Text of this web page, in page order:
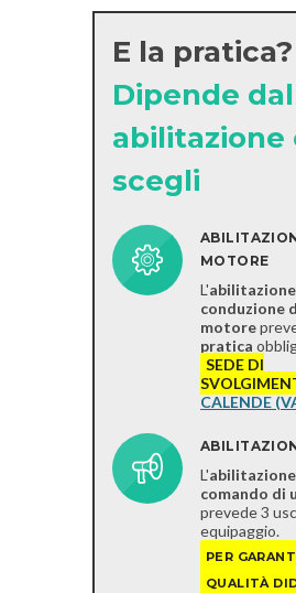
E la pratica?
Dipende
abilitazione
scegli
MOTORE
L'
conduzione
motore
pratica
SEDE DI
CALENDE
L'
comando di
prevede 3
equipaggio.
PER
QUALITÀ